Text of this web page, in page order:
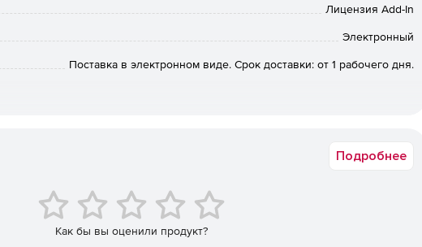
необходимость в установке агентов на удаленных системах.
как сервис или настольное приложение.
Лицензия Add-In
Электронный
Поставка в электронном виде. Срок доставки: от 1 рабочего дня.
Подробнее
Как бы вы оценили продукт?